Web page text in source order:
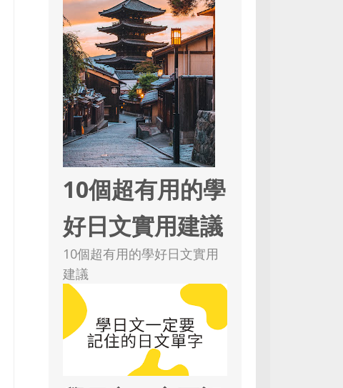
10個超有用的學
好日文實用建議
10個超有用的學好日文實用
建議